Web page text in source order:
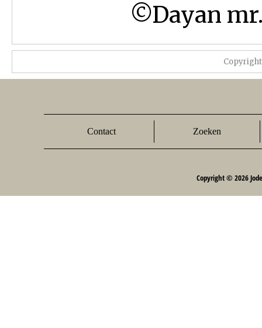
©Dayan mr.
Contact Zoeken
Copyright © 2026